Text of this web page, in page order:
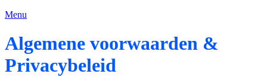
Menu
Algemene voorwaarden &
Privacybeleid